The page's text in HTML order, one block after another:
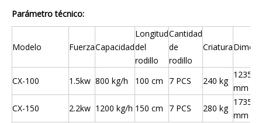
Parámetro técnico:
Modelo FuerzaCapacidad
Longitud
del
rodillo
Cantidad
de
rodillo
Criatura
CX-100 1.5kw 800 kg/h 100 cm 7 PCS 240 kg
mm
CX-150
2.2kw 1200 kg/h 150 cm 7 PCS 280 kg
mm